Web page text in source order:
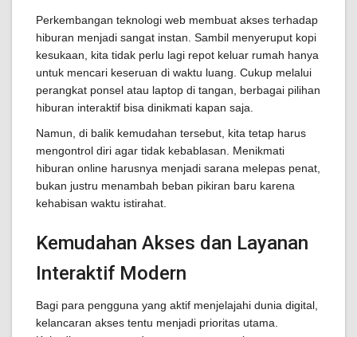
Perkembangan teknologi web membuat akses terhadap
hiburan menjadi sangat instan. Sambil menyeruput kopi
kesukaan, kita tidak perlu lagi repot keluar rumah hanya
untuk mencari keseruan di waktu luang. Cukup melalui
perangkat ponsel atau laptop di tangan, berbagai pilihan
hiburan interaktif bisa dinikmati kapan saja.
Namun, di balik kemudahan tersebut, kita tetap harus
mengontrol diri agar tidak kebablasan. Menikmati
hiburan online harusnya menjadi sarana melepas penat,
bukan justru menambah beban pikiran baru karena
kehabisan waktu istirahat.
Kemudahan Akses dan Layanan
Interaktif Modern
Bagi para pengguna yang aktif menjelajahi dunia digital,
kelancaran akses tentu menjadi prioritas utama.